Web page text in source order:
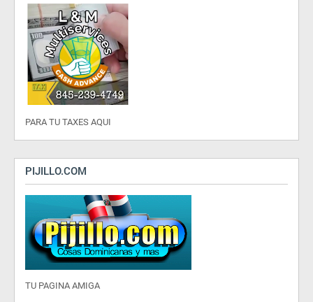
PARA TU TAXES AQUI
PIJILLO.COM
TU PAGINA AMIGA